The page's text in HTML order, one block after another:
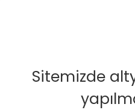
Sitemizde